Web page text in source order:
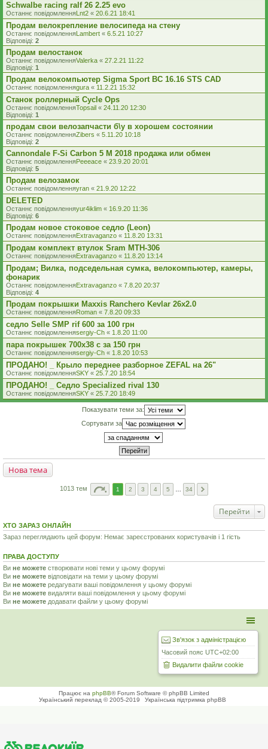
Schwalbe racing ralf 26 2.25 evo
Останнє повідомленняLnt2 « 20.6.21 18:41
Продам велокрепление велосипеда на стену
Останнє повідомленняLambert « 6.5.21 10:27
Відповіді: 2
Продам велостанок
Останнє повідомленняValerka « 27.2.21 11:22
Відповіді: 1
Продам велокомпьютер Sigma Sport BC 16.16 STS CAD
Останнє повідомленняgura « 11.2.21 15:32
Станок роллерный Cycle Ops
Останнє повідомленняTopsail « 24.11.20 12:30
Відповіді: 1
продам свои велозапчасти б\у в хорошем состоянии
Останнє повідомленняZibers « 5.11.20 10:18
Відповіді: 2
Cannondale F-Si Carbon 5 M 2018 продажа или обмен
Останнє повідомленняPeeeace « 23.9.20 20:01
Відповіді: 5
Продам велозамок
Останнє повідомленняyran « 21.9.20 12:22
DELETED
Останнє повідомленняyur4iklim « 16.9.20 11:36
Відповіді: 6
Продам новое стоковое седло (Leon)
Останнє повідомленняExtravaganzo « 11.8.20 13:31
Продам комплект втулок Sram MTH-306
Останнє повідомленняExtravaganzo « 11.8.20 13:14
Продам; Вилка, подседельная сумка, велокомпьютер, камеры,
фонарик
Останнє повідомленняExtravaganzo « 7.8.20 20:37
Відповіді: 4
Продам покрышки Maxxis Ranchero Kevlar 26x2.0
Останнє повідомленняRoman « 7.8.20 09:33
седло Selle SMP rif 600 за 100 грн
Останнє повідомленняsergiy-Ch « 1.8.20 11:00
пара покрышек 700х38 с за 150 грн
Останнє повідомленняsergiy-Ch « 1.8.20 10:53
ПРОДАНО! _ Крыло переднее разборное ZEFAL на 26"
Останнє повідомленняSKY « 25.7.20 18:54
ПРОДАНО! _ Седло Specialized rival 130
Останнє повідомленняSKY « 25.7.20 18:49
Показувати теми за:
Сортувати за
Нова тема
1013 тем 1 2 3 4 5 34
Перейти
ХТО ЗАРАЗ ОНЛАЙН
Зараз переглядають цей форум: Немає зареєстрованих користувачів і 1 гість
ПРАВА ДОСТУПУ
Ви не можете створювати нові теми у цьому форумі
Ви не можете відповідати на теми у цьому форумі
Ви не можете редагувати ваші повідомлення у цьому форумі
Ви не можете видаляти ваші повідомлення у цьому форумі
Ви не можете додавати файли у цьому форумі
Зв'язок з адміністрацією
Часовий пояс UTC+02:00
Видалити файли cookie
Працює на phpBB® Forum Software © phpBB Limited
Український переклад © 2005-2019
Українська підтримка phpBB